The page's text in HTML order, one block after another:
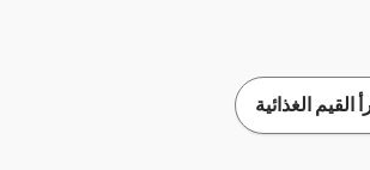
القيم الغذائية